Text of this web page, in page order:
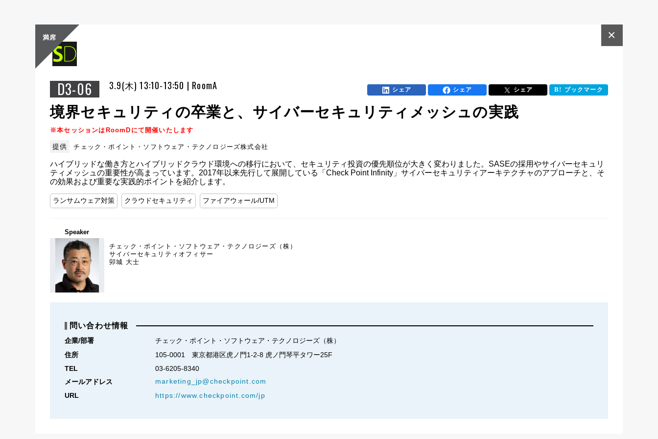
D3-06 3.9(木) 13:10-13:50 | RoomA
×
シェア シェア シェア ブックマーク
満席
境界セキュリティの卒業と、サイバーセキュリティメッシュの実践
※本セッションはRoomDにて開催いたします
提供 チェック・ポイント・ソフトウェア・テクノロジーズ株式会社
ハイブリッドな働き方とハイブリッドクラウド環境への移行において、セキュリティ投資の優先順位が大きく変わりました。SASEの採用やサイバーセキュリ
ティメッシュの重要性が高まっています。2017年以来先行して展開している「Check Point Infinity」サイバーセキュリティアーキテクチャのアプローチと、そ
の効果および重要な実践的ポイントを紹介します。
ランサムウェア対策 クラウドセキュリティ ファイアウォール/UTM
Speaker
チェック・ポイント・ソフトウェア・テクノロジーズ（株）
サイバーセキュリティオフィサー
卯城 大士
問い合わせ情報
企業/部署
チェック・ポイント・ソフトウェア・テクノロジーズ（株）
住所
105-0001　東京都港区虎ノ門1-2-8 虎ノ門琴平タワー25F
TEL
03-6205-8340
メールアドレス
marketing_jp@checkpoint.com
URL
https://www.checkpoint.com/jp